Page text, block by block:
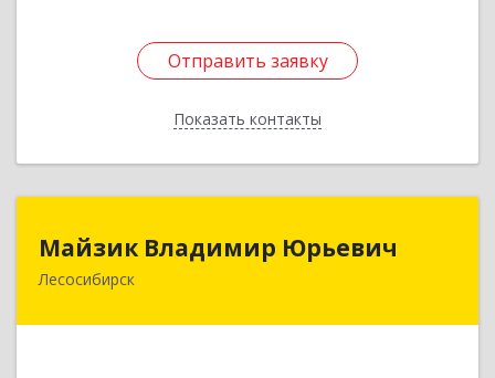
Отправить заявку
Показать контакты
Отправить заявку
Назад
Майзик Владимир Юрьевич
Лесосибирск